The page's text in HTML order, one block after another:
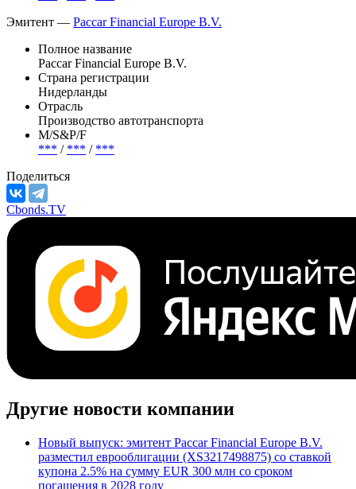
300 000 000 EUR
***/***/***
Эмитент —Paccar Financial Europe B.V.
Полное название
Paccar Financial Europe B.V.
Страна регистрации
Нидерланды
Производство автотранспорта
М/S&P/F
***/
Поделиться
Cbonds.TV
Другие новости компании